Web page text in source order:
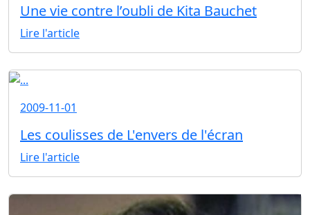
Une vie contre l’oubli de Kita Bauchet
Lire l'article
2009-11-01
Les coulisses de L'envers de l'écran
Lire l'article